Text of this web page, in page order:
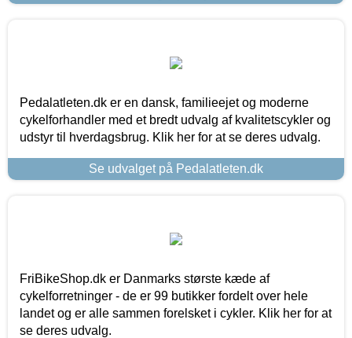
Pedalatleten.dk er en dansk, familieejet og moderne
cykelforhandler med et bredt udvalg af kvalitetscykler og
udstyr til hverdagsbrug. Klik her for at se deres udvalg.
Se udvalget på Pedalatleten.dk
FriBikeShop.dk er Danmarks største kæde af
cykelforretninger - de er 99 butikker fordelt over hele
landet og er alle sammen forelsket i cykler. Klik her for at
se deres udvalg.